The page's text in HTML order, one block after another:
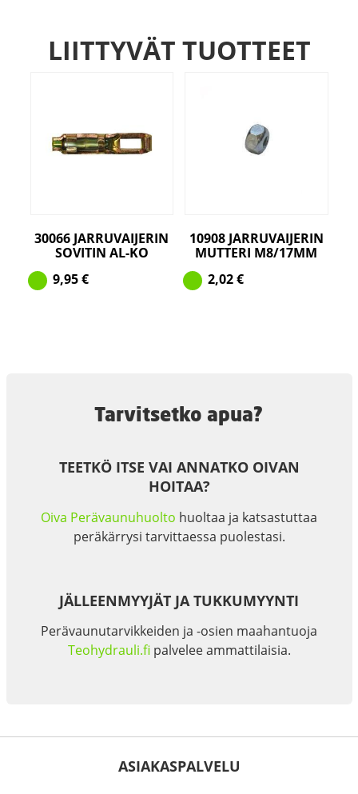
LIITTYVÄT TUOTTEET
30066 JARRUVAIJERIN
SOVITIN AL-KO
9,95€
10908 JARRUVAIJERIN
MUTTERI M8/17MM
2,02€
Tarvitsetko apua?
TEETKÖ ITSE VAI ANNATKO OIVAN
HOITAA?
Oiva Perävaunuhuolto huoltaa ja katsastuttaa
peräkärrysi tarvittaessa puolestasi.
JÄLLEENMYYJÄT JA TUKKUMYYNTI
Perävaunutarvikkeiden ja -osien maahantuoja
Teohydrauli.fi palvelee ammattilaisia.
ASIAKASPALVELU